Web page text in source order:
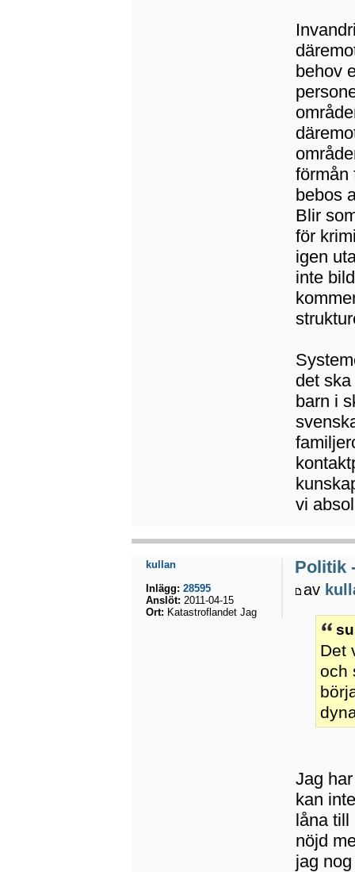
behov
förmån
bebos
Blir
för
igen
inte
det
barn i
vi
Politik
av
Det
och
Jag
kan
låna till
nöjd
jag
kullan
Inlägg: 28595
Anslöt: 2011-04-15
Ort: Katastroflandet Jag